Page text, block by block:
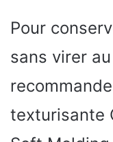
Pour
sans virer
texturisante